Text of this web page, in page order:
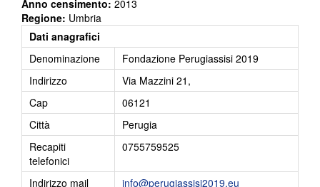
Anno censimento: 2013
Regione: Umbria
Dati anagrafici
Denominazione
Fondazione Perugiassisi 2019
Indirizzo
Via Mazzini 21,
Cap
06121
Città
Perugia
Recapiti
telefonici
0755759525
Indirizzo mail
info@perugiassisi2019.eu